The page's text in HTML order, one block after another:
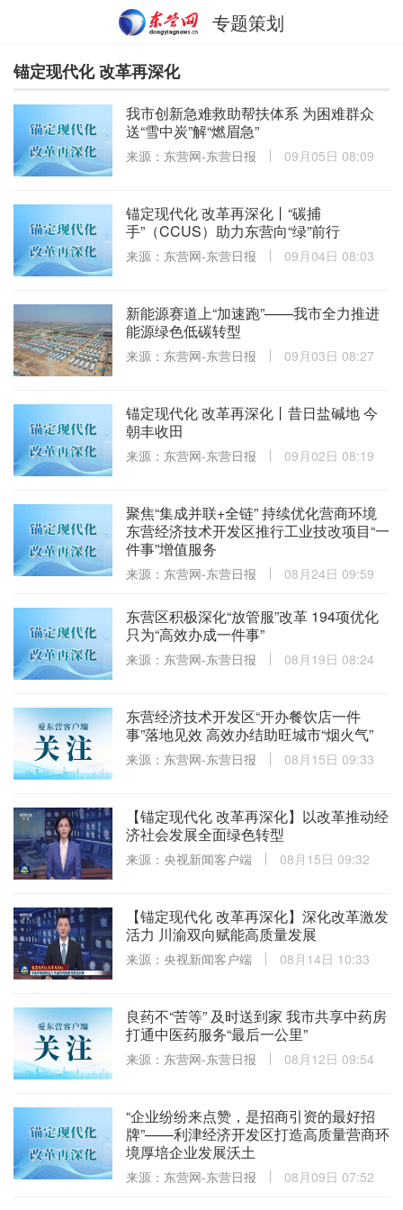
专题策划
锚定现代化 改革再深化
我市创新急难救助帮扶体系 为困难群众
送“雪中炭”解“燃眉急”
来源：东营网-东营日报 09月05日 08:09
锚定现代化 改革再深化丨“碳捕
手”（CCUS）助力东营向“绿”前行
来源：东营网-东营日报 09月04日 08:03
新能源赛道上“加速跑”——我市全力推进
能源绿色低碳转型
来源：东营网-东营日报 09月03日 08:27
锚定现代化 改革再深化丨昔日盐碱地 今
朝丰收田
来源：东营网-东营日报 09月02日 08:19
聚焦“集成并联+全链” 持续优化营商环境
东营经济技术开发区推行工业技改项目“一
件事”增值服务
来源：东营网-东营日报 08月24日 09:59
东营区积极深化“放管服”改革 194项优化
只为“高效办成一件事”
来源：东营网-东营日报 08月19日 08:24
东营经济技术开发区“开办餐饮店一件
事”落地见效 高效办结助旺城市“烟火气”
来源：东营网-东营日报 08月15日 09:33
【锚定现代化 改革再深化】以改革推动经
济社会发展全面绿色转型
来源：央视新闻客户端 08月15日 09:32
【锚定现代化 改革再深化】深化改革激发
活力 川渝双向赋能高质量发展
来源：央视新闻客户端 08月14日 10:33
良药不“苦等” 及时送到家 我市共享中药房
打通中医药服务“最后一公里”
来源：东营网-东营日报 08月12日 09:54
“企业纷纷来点赞，是招商引资的最好招
牌”——利津经济开发区打造高质量营商环
境厚培企业发展沃土
来源：东营网-东营日报 08月09日 07:52